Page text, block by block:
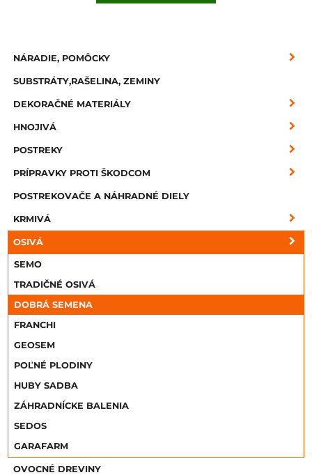
NÁRADIE, POMÔCKY
SUBSTRÁTY,RAŠELINA, ZEMINY
DEKORAČNÉ MATERIÁLY
HNOJIVÁ
POSTREKY
PRÍPRAVKY PROTI ŠKODCOM
POSTREKOVAČE A NÁHRADNÉ DIELY
KRMIVÁ
OSIVÁ
SEMO
TRADIČNÉ OSIVÁ
DOBRÁ SEMENA
FRANCHI
GEOSEM
POĽNÉ PLODINY
HUBY SADBA
ZÁHRADNÍCKE BALENIA
SEDOS
GARAFARM
OVOCNÉ DREVINY